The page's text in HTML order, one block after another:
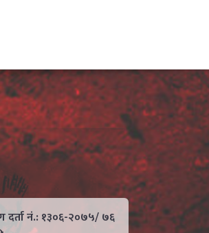
दर्ता नं.: १३०६-२०७५/ ७६